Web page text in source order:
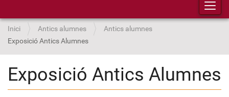
Inici Antics alumnes
Antics alumnes
Exposició Antics Alumnes
Exposició Antics Alumnes